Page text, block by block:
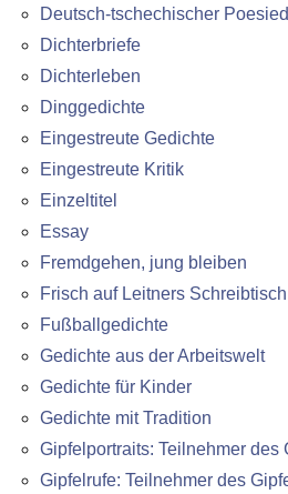
Deutsch-tschechischer
Dichterbriefe
Dichterleben
Dinggedichte
Eingestreute Gedichte
Eingestreute Kritik
Einzeltitel
Essay
Fremdgehen, jung bleiben
Frisch auf Leitners Schreibtisch
Fußballgedichte
Gedichte aus der Arbeitswelt
Gedichte für Kinder
Gedichte mit Tradition
Gipfelportraits: Teilnehmer des
Gipfelrufe: Teilnehmer des